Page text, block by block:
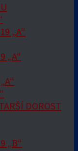
„A“
„A“
DOROST
„B“